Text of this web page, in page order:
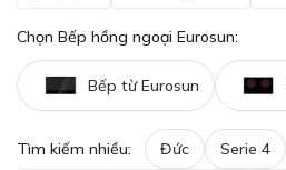
Chọn Bếp hồng ngoại Eurosun:
Bếp từ Eurosun
Tìm kiếm nhiều: Đức Serie 4